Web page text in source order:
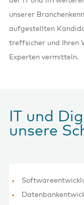
unserer
aufgestellten
treffsicher und Ihren
Experten vermitteln.
IT und
unsere